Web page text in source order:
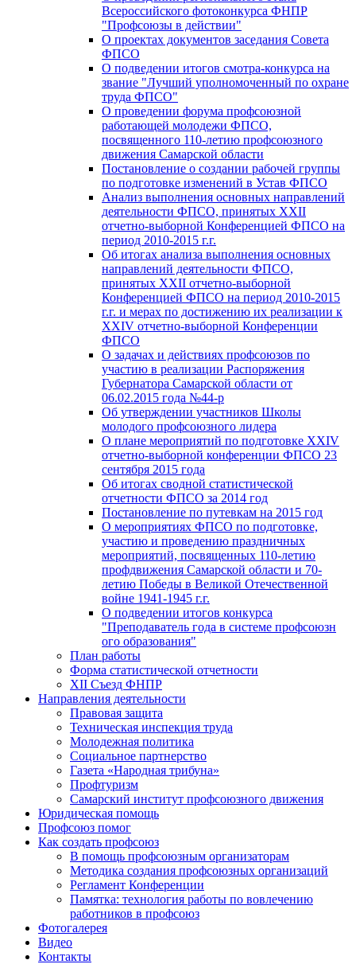
Всероссийского фотоконкурса ФНПР
"Профсоюзы в действии"
О проектах документов заседания Совета
ФПСО
О подведении итогов смотра-конкурса на
звание "Лучший уполномоченный по охране
труда ФПСО"
О проведении форума профсоюзной
работающей молодежи ФПСО,
посвященного 110-летию профсоюзного
движения Самарской области
Постановление о создании рабочей группы
по подготовке изменений в Устав ФПСО
Анализ выполнения основных направлений
деятельности ФПСО, принятых XXII
отчетно-выборной Конференцией ФПСО на
период 2010-2015 г.г.
Об итогах анализа выполнения основных
направлений деятельности ФПСО,
принятых XXII отчетно-выборной
Конференцией ФПСО на период 2010-2015
г.г. и мерах по достижению их реализации к
XXIV отчетно-выборной Конференции
ФПСО
О задачах и действиях профсоюзов по
участию в реализации Распоряжения
Губернатора Самарской области от
06.02.2015 года №44-р
Об утверждении участников Школы
молодого профсоюзного лидера
О плане мероприятий по подготовке XXIV
отчетно-выборной конференции ФПСО 23
сентября 2015 года
Об итогах сводной статистической
отчетности ФПСО за 2014 год
Постановление по путевкам на 2015 год
О мероприятиях ФПСО по подготовке,
участию и проведению праздничных
мероприятий, посвященных 110-летию
профдвижения Самарской области и 70-
летию Победы в Великой Отечественной
войне 1941-1945 г.г.
О подведении итогов конкурса
"Преподаватель года в системе профсоюзн
ого образования"
План работы
Форма статистической отчетности
XII Съезд ФНПР
Направления деятельности
Правовая защита
Техническая инспекция труда
Молодежная политика
Социальное партнерство
Газета «Народная трибуна»
Профтуризм
Самарский институт профсоюзного движения
Юридическая помощь
Профсоюз помог
Как создать профсоюз
В помощь профсоюзным организаторам
Методика создания профсоюзных организаций
Регламент Конференции
Памятка: технология работы по вовлечению
работников в профсоюз
Фотогалерея
Видео
Контакты